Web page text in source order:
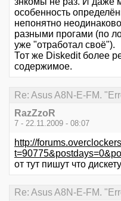
особенность
непонятно
разными прогами (по
уже "отработал своё").
Тот же Diskedit более
содержимое.
Re: Asus A8N-E-FM.
RazZzoR
7 - 22.11.2009 - 08:07
http://
от тут пишут что
Re: Asus A8N-E-FM.